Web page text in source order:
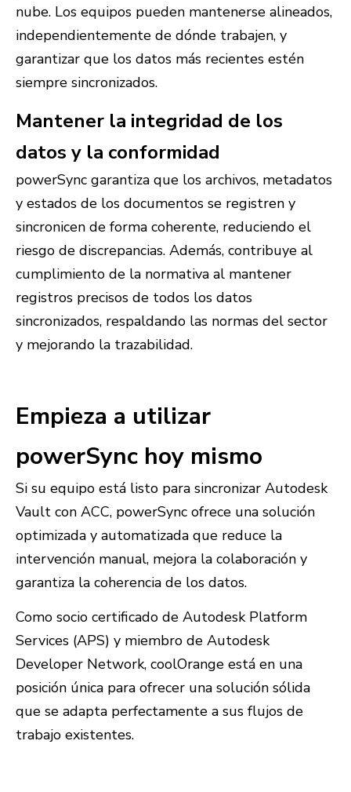
nube. Los equipos pueden mantenerse alineados,
independientemente de dónde trabajen, y
garantizar que los datos más recientes estén
siempre sincronizados.
Mantener la integridad de los
datos y la conformidad
powerSync garantiza que los archivos, metadatos
y estados de los documentos se registren y
sincronicen de forma coherente, reduciendo el
riesgo de discrepancias. Además, contribuye al
cumplimiento de la normativa al mantener
registros precisos de todos los datos
sincronizados, respaldando las normas del sector
y mejorando la trazabilidad.
Empieza a utilizar
powerSync hoy mismo
Si su equipo está listo para sincronizar Autodesk
Vault con ACC, powerSync ofrece una solución
optimizada y automatizada que reduce la
intervención manual, mejora la colaboración y
garantiza la coherencia de los datos.
Como socio certificado de Autodesk Platform
Services (APS) y miembro de Autodesk
Developer Network, coolOrange está en una
posición única para ofrecer una solución sólida
que se adapta perfectamente a sus flujos de
trabajo existentes.